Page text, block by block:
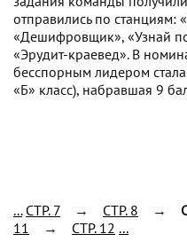
отправились по
«Дешифровщик», «Узнай
«Эрудит-краевед». В
бесспорным лидером
«Б» класс), набравшая 9
... CTP. 7 → CTP. 8 →
11
→ CTP. 12 ...